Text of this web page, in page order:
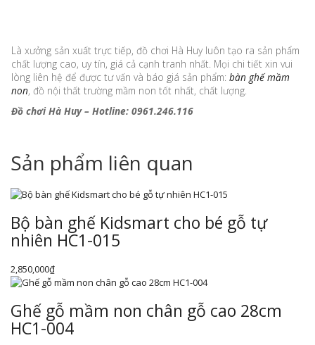
Là xưởng sản xuất trực tiếp, đồ chơi Hà Huy luôn tạo ra sản phẩm
chất lượng cao, uy tín, giá cả cạnh tranh nhất. Mọi chi tiết xin vui
lòng liên hệ để được tư vấn và báo giá sản phẩm: bàn ghế mầm
non, đồ nội thất trường mầm non tốt nhất, chất lượng.
Đồ chơi Hà Huy – Hotline: 0961.246.116
Sản phẩm liên quan
Bộ bàn ghế Kidsmart cho bé gỗ tự
nhiên HC1-015
2,850,000₫
Ghế gỗ mầm non chân gỗ cao 28cm
HC1-004